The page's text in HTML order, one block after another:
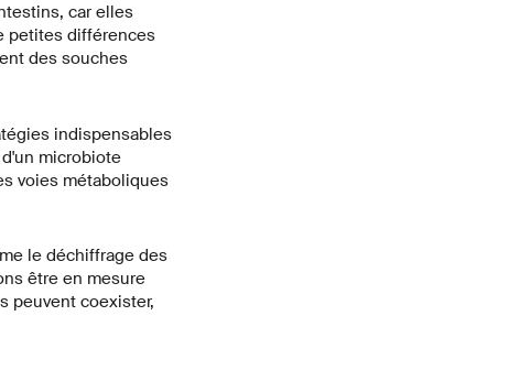
car elles
petites différences
des souches
indispensables
microbiote
voies métaboliques
le déchiffrage des
être en mesure
peuvent coexister,